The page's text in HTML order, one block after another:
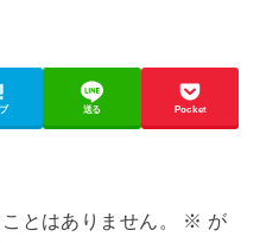
送る Pocket
とはありません。 ※ が